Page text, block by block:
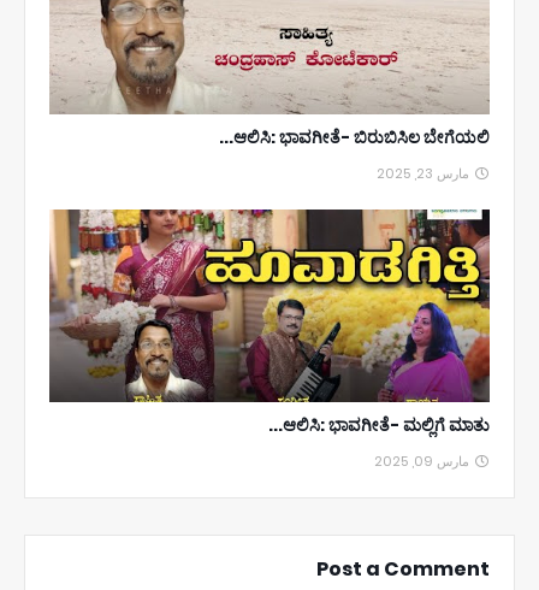
ಆಲಿಸಿ: ಭಾವಗೀತೆ- ಬಿರುಬಿಸಿಲ ಬೇಗೆಯಲಿ...
مارس 23, 2025
ಆಲಿಸಿ: ಭಾವಗೀತೆ- ಮಲ್ಲಿಗೆ ಮಾತು...
مارس 09, 2025
Post a Comment